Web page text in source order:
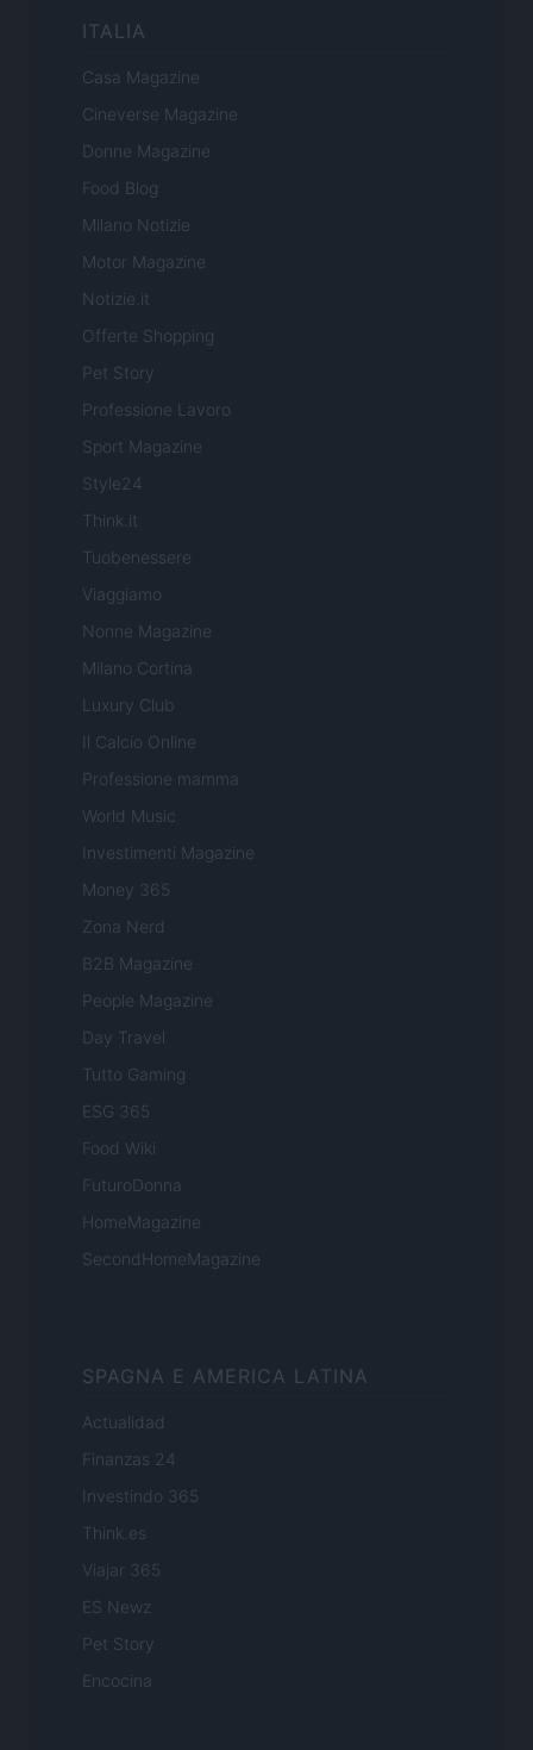
ITALIA
Casa Magazine
Cineverse Magazine
Donne Magazine
Food Blog
Milano Notizie
Motor Magazine
Notizie.it
Offerte Shopping
Pet Story
Professione Lavoro
Sport Magazine
Style24
Think.it
Tuobenessere
Viaggiamo
Nonne Magazine
Milano Cortina
Luxury Club
Il Calcio Online
Professione mamma
World Music
Investimenti Magazine
Money 365
Zona Nerd
B2B Magazine
People Magazine
Day Travel
Tutto Gaming
ESG 365
Food Wiki
FuturoDonna
HomeMagazine
SecondHomeMagazine
SPAGNA E AMERICA LATINA
Actualidad
Finanzas 24
Investindo 365
Think.es
Viajar 365
ES Newz
Pet Story
Encocina